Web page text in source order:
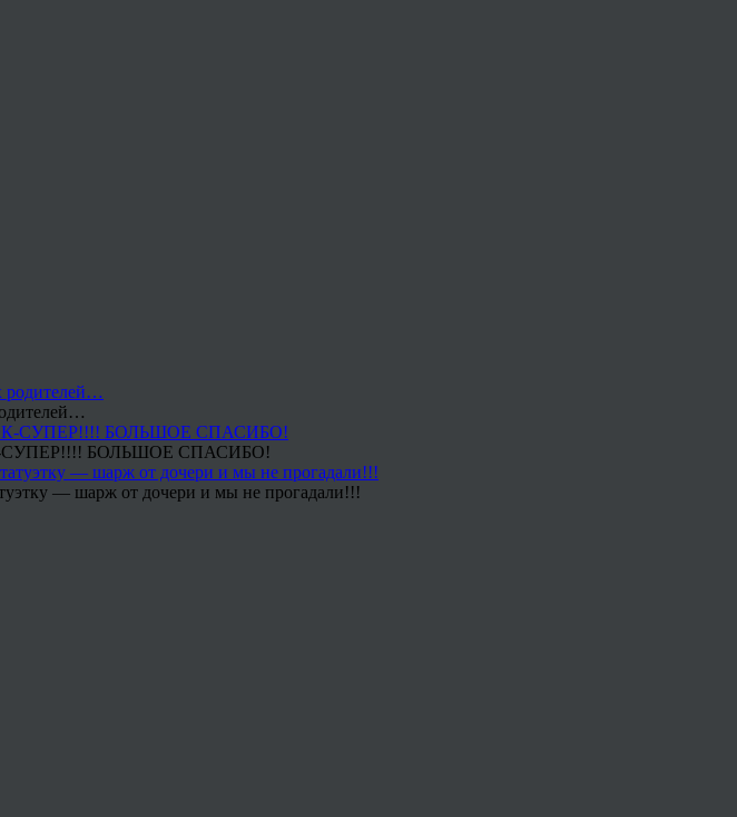
БОЛЬШОЕ СПАСИБО!
— шарж от дочери и мы не прогадали!!!